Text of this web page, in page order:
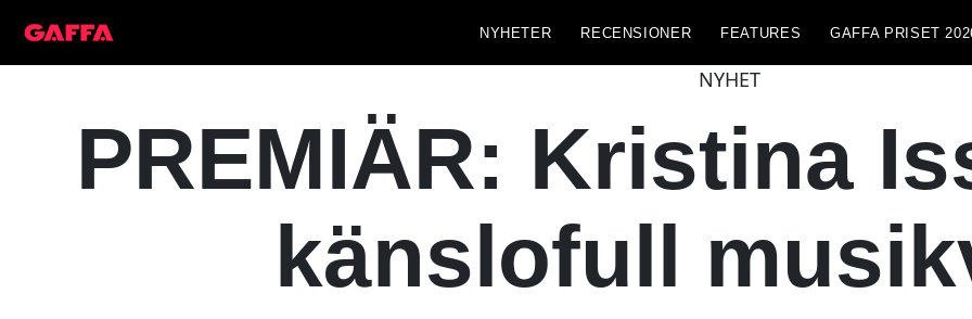
NYHETER RECENSIONER FEATURES GAFFA PRISET
NYHET
PREMIÄR: Kristina
känslofull